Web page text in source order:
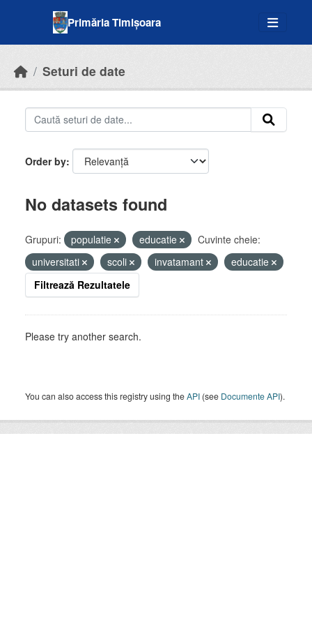
Primăria Timișoara
Seturi de date
Order by
No datasets found
Grupuri: populatie educatie
Cuvinte cheie:
universitati
scoli invatamant
educatie
Filtrează Rezultatele
Please try another search.
You can also access this registry using theAPI (see Documente API).